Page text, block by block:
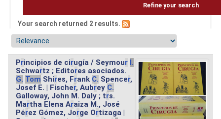
Refine your search
Your search returned 2 results.
Principios de cirugía / Seymour I.
Schwartz ; Editores asociados.
G. Tom Shires, Frank C. Spencer,
Josef E. | Fischer, Aubrey C.
Galloway, John M. Daly ; trs.
Martha Elena Araiza M., José
Pérez Gómez, Jorge Ortizaga |